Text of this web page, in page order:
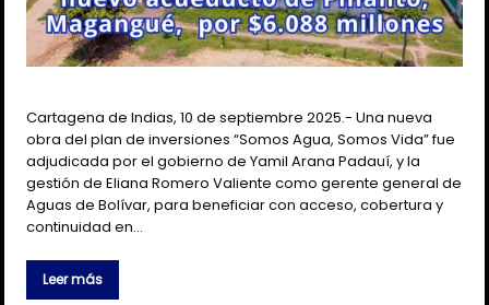
Cartagena de Indias, 10 de septiembre 2025.- Una nueva
obra del plan de inversiones “Somos Agua, Somos Vida” fue
adjudicada por el gobierno de Yamil Arana Padauí, y la
gestión de Eliana Romero Valiente como gerente general de
Aguas de Bolívar, para beneficiar con acceso, cobertura y
continuidad en…
Leer más